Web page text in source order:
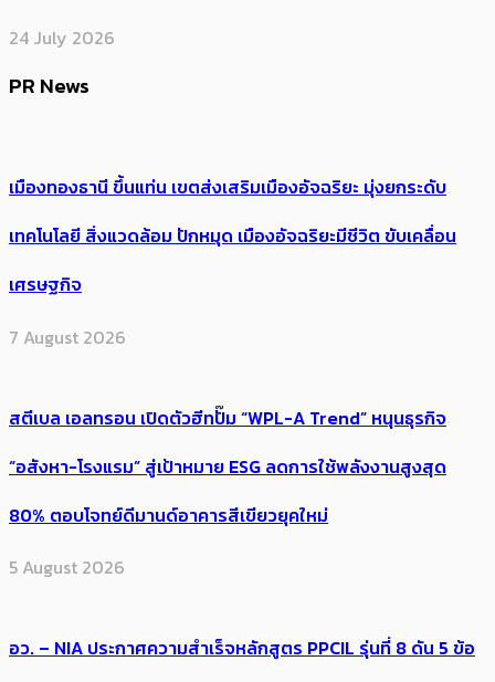
24 July 2026
PR News
เมืองทองธานี ขึ้นแท่น เขตส่งเสริมเมืองอัจฉริยะ มุ่งยกระดับ
เทคโนโลยี สิ่งแวดล้อม ปักหมุด เมืองอัจฉริยะมีชีวิต ขับเคลื่อน
เศรษฐกิจ
7 August 2026
สตีเบล เอลทรอน เปิดตัวฮีทปั๊ม “WPL-A Trend” หนุนธุรกิจ
“อสังหา-โรงแรม” สู่เป้าหมาย ESG ลดการใช้พลังงานสูงสุด
80% ตอบโจทย์ดีมานด์อาคารสีเขียวยุคใหม่
5 August 2026
อว. – NIA ประกาศความสำเร็จหลักสูตร PPCIL รุ่นที่ 8 ดัน 5 ข้อ